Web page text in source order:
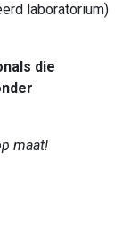
laboratorium)
die
maat!